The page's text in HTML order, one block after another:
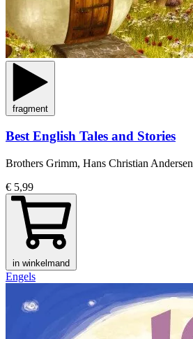
fragment
Best English Tales and Stories
Brothers Grimm, Hans Christian Andersen
€ 5,99
in winkelmand
Engels